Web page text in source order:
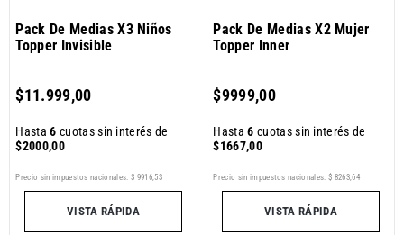
Pack De Medias X3 Niños
Topper Invisible
$11 .999,00
Hasta6 cuotas sin interés de
$2000,00
Precio sin impuestos nacionales: $ 9916,53
VISTA RÁPIDA
Pack De Medias X2 Mujer
Topper Inner
$9999,00
Hasta6 cuotas sin interés de
$1667,00
Precio sin impuestos nacionales: $ 8263,64
VISTA RÁPIDA